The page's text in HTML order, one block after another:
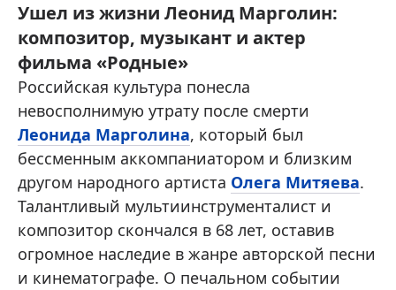
Ушел из жизни Леонид Марголин:
композитор, музыкант и актер
фильма «Родные»
Российская культура понесла
невосполнимую утрату после смерти
Леонида Марголина, который был
бессменным аккомпаниатором и близким
другом народного артиста Олега Митяева.
Талантливый мультиинструменталист и
композитор скончался в 68 лет, оставив
огромное наследие в жанре авторской песни
и кинематографе. О печальном событии